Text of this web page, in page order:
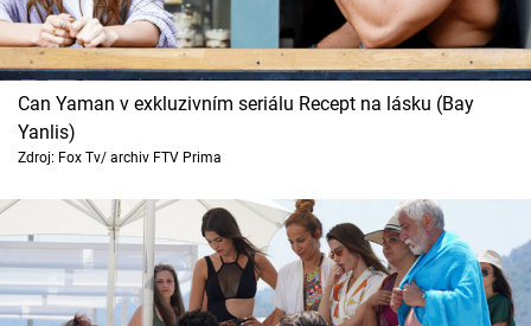
Can Yaman v exkluzivním seriálu Recept na lásku (Bay
Yanlis)
Zdroj: Fox Tv/ archiv FTV Prima